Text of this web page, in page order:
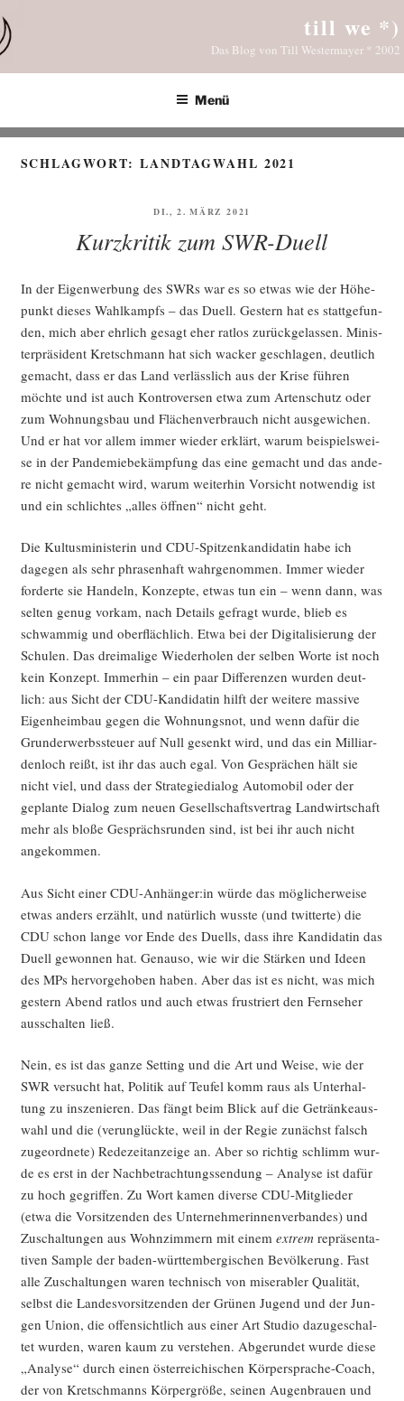
Inhalt
springen
till we *)
Das Blog von Till Westermayer * 2002
Menü
SCHLAGWORT:LANDTAGWAHL 2021
VERÖFFENTLICHT
DI., 2. MÄRZ 2021
Kurzkritik zum SWR-Duell
In der Eigen­wer­bung des SWRs war es so etwas wie der Höhe­
punkt die­ses Wahl­kampfs – das Duell. Ges­tern hat es statt­ge­fun­
den, mich aber ehr­lich gesagt eher rat­los zurück­ge­las­sen. Minis­
ter­prä­si­dent Kret­sch­mann hat sich wacker geschla­gen, deut­lich
gemacht, dass er das Land ver­läss­lich aus der Kri­se füh­ren
möch­te und ist auch Kon­tro­ver­sen etwa zum Arten­schutz oder
zum Woh­nungs­bau und Flä­chen­ver­brauch nicht aus­ge­wi­chen.
Und er hat vor allem immer wie­der erklärt, war­um bei­spiels­wei­
se in der Pan­de­mie­be­kämp­fung das eine gemacht und das ande­
re nicht gemacht wird, war­um wei­ter­hin Vor­sicht not­wen­dig ist
und ein schlich­tes „alles öff­nen“ nicht geht.
Die Kul­tus­mi­nis­te­rin und CDU-Spit­zen­kan­di­da­tin habe ich
dage­gen als sehr phra­sen­haft wahr­ge­nom­men. Immer wie­der
for­der­te sie Han­deln, Kon­zep­te, etwas tun ein – wenn dann, was
sel­ten genug vor­kam, nach Details gefragt wur­de, blieb es
schwam­mig und ober­fläch­lich. Etwa bei der Digi­ta­li­sie­rung der
Schu­len. Das drei­ma­li­ge Wie­der­ho­len der sel­ben Wor­te ist noch
kein Kon­zept. Immer­hin – ein paar Dif­fe­ren­zen wur­den deut­
lich: aus Sicht der CDU-Kan­di­da­tin hilft der wei­te­re mas­si­ve
Eigen­heim­bau gegen die Woh­nungs­not, und wenn dafür die
Grund­er­werbs­steu­er auf Null gesenkt wird, und das ein Mil­li­ar­
den­loch reißt, ist ihr das auch egal. Von Gesprä­chen hält sie
nicht viel, und dass der Stra­te­gie­dia­log Auto­mo­bil oder der
geplan­te Dia­log zum neu­en Gesell­schafts­ver­trag Land­wirt­schaft
mehr als blo­ße Gesprächs­run­den sind, ist bei ihr auch nicht
angekommen.
Aus Sicht einer CDU-Anhänger:in wür­de das mög­li­cher­wei­se
etwas anders erzählt, und natür­lich wuss­te (und twit­ter­te) die
CDU schon lan­ge vor Ende des Duells, dass ihre Kan­di­da­tin das
Duell gewon­nen hat. Genau­so, wie wir die Stär­ken und Ideen
des MPs her­vor­ge­ho­ben haben. Aber das ist es nicht, was mich
ges­tern Abend rat­los und auch etwas frus­triert den Fern­se­her
aus­schal­ten ließ.
Nein, es ist das gan­ze Set­ting und die Art und Wei­se, wie der
SWR ver­sucht hat, Poli­tik auf Teu­fel komm raus als Unter­hal­
tung zu insze­nie­ren. Das fängt beim Blick auf die Geträn­ke­aus­
wahl und die (ver­un­glück­te, weil in der Regie zunächst falsch
zuge­ord­ne­te) Rede­zeit­an­zei­ge an. Aber so rich­tig schlimm wur­
de es erst in der Nach­be­trach­tungs­sen­dung – Ana­ly­se ist dafür
zu hoch gegrif­fen. Zu Wort kamen diver­se CDU-Mit­glie­der
(etwa die Vor­sit­zen­den des Unter­neh­me­rin­nen­ver­ban­des) und
Zuschal­tun­gen aus Wohn­zim­mern mit einem extremreprä­sen­ta­
ti­ven Sam­ple der baden-würt­tem­ber­gi­schen Bevöl­ke­rung. Fast
alle Zuschal­tun­gen waren tech­nisch von mise­ra­bler Qua­li­tät,
selbst die Lan­des­vor­sit­zen­den der Grü­nen Jugend und der Jun­
gen Uni­on, die offen­sicht­lich aus einer Art Stu­dio dazu­ge­schal­
tet wur­den, waren kaum zu ver­ste­hen. Abge­run­det wur­de die­se
„Ana­ly­se“ durch einen öster­rei­chi­schen Kör­per­spra­che-Coach,
der von Kret­sch­manns Kör­per­grö­ße, sei­nen Augen­brau­en und